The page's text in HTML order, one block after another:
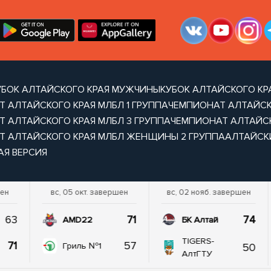
АЛТАЙСКОГО КРАЯ МУЖЧИНЫКУБОК АЛТАЙСКОГО
АЛТАЙСКОГО КРАЯ МЛБЛ 1 ГРУППАЧЕМПИОНАТ
АЛТАЙСКОГО КРАЯ МЛБЛ 3 ГРУППАЧЕМПИОНАТ
АЛТАЙСКОГО КРАЯ МЛБЛ ЖЕНЩИНЫ 2 ГРУППА
ВЕРСИЯ
63
71
вс, 05 окт. завершен
AMD22 71
Гриль №1 57
вс, 02 нояб. завершен
БК Алтай 74
TIGERS-
АлтГТУ
50